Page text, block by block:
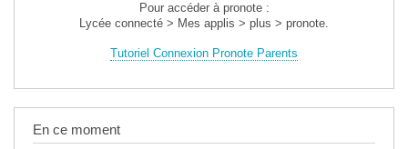
Pour accéder à pronote :
Lycée connecté > Mes applis > plus > pronote.
Tutoriel Connexion Pronote Parents
En ce moment